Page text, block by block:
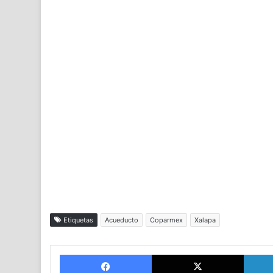
Etiquetas Acueducto Coparmex Xalapa
Facebook X